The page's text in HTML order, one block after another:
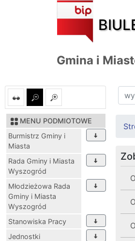
Gmina i
MENU PODMIOTOWE
Burmistrz Gminy i
Miasta
Rada Gminy i Miasta
Wyszogród
Młodzieżowa Rada
Gminy i Miasta
Wyszogród
Stanowiska Pracy
Jednostki